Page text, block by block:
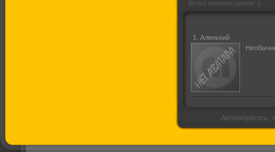
Всего комментариев: 1
1. Аленький
Авторизуйтесь,